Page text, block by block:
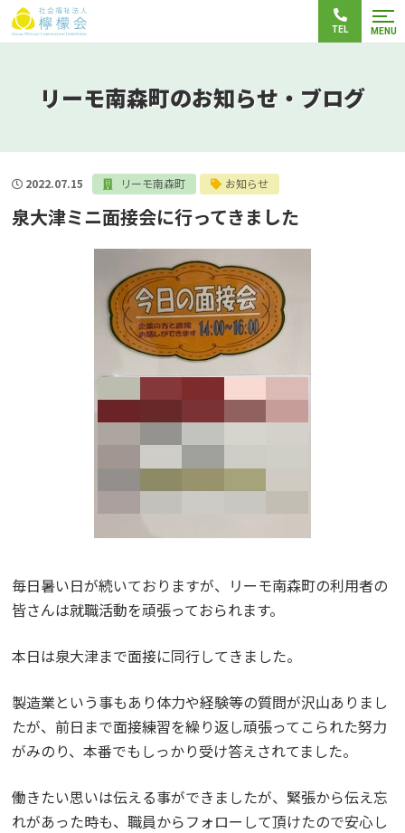
TEL MENU
リーモ南森町のお知らせ・ブログ
2022.07.15 リーモ南森町 お知らせ
泉大津ミニ面接会に行ってきました
毎日暑い日が続いておりますが、リーモ南森町の利用者の
皆さんは就職活動を頑張っておられます。
本日は泉大津まで面接に同行してきました。
製造業という事もあり体力や経験等の質問が沢山ありまし
たが、前日まで面接練習を繰り返し頑張ってこられた努力
がみのり、本番でもしっかり受け答えされてました。
働きたい思いは伝える事ができましたが、緊張から伝え忘
れがあった時も、職員からフォローして頂けたので安心し